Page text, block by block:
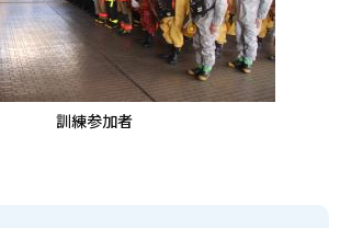
訓練参加者